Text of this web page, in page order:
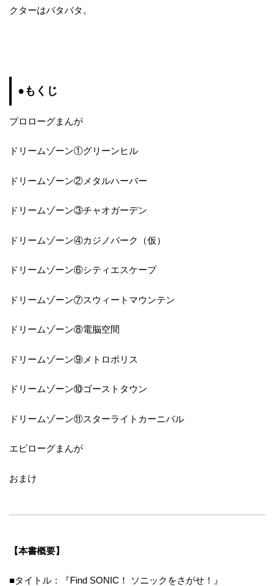
クターはバタバタ。
●もくじ
プロローグまんが
ドリームゾーン①グリーンヒル
ドリームゾーン②メタルハーバー
ドリームゾーン③チャオガーデン
ドリームゾーン④カジノパーク（仮）
ドリームゾーン⑥シティエスケープ
ドリームゾーン⑦スウィートマウンテン
ドリームゾーン⑧電脳空間
ドリームゾーン⑨メトロポリス
ドリームゾーン⑩ゴーストタウン
ドリームゾーン⑪スターライトカーニバル
エピローグまんが
おまけ
【本書概要】
■タイトル：『Find SONIC！ ソニックをさがせ！』